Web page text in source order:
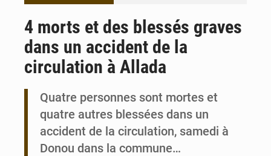
Bénin : Le CEG La Verdure de Ouèdo fait sa mue pour la rentrée
4 morts et des blessés graves
dans un accident de la
circulation à Allada
Quatre personnes sont mortes et
quatre autres blessées dans un
accident de la circulation, samedi à
Donou dans la commune…